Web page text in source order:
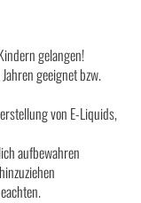
gelangen!
geeignet bzw.
von E-Liquids,
aufbewahren